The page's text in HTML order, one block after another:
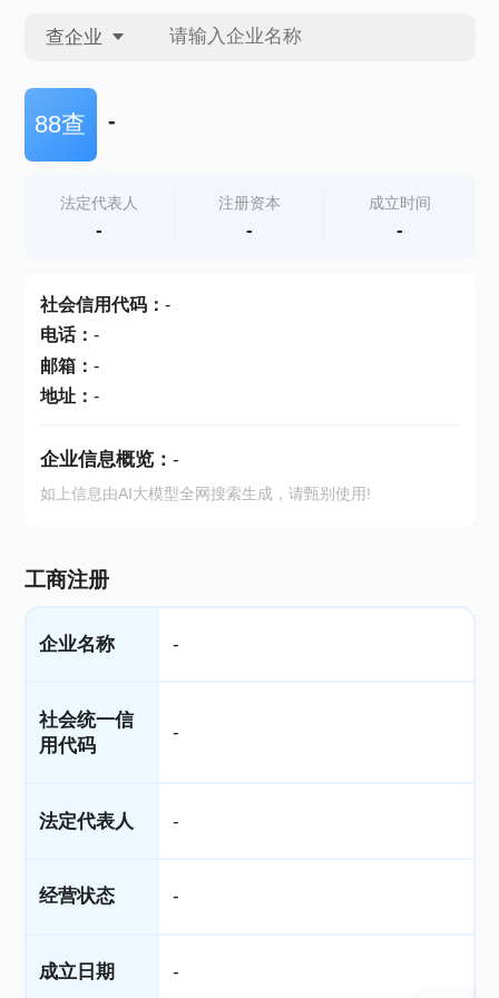
查企业
查企业
查产地
88查 -
法定代表人
-
注册资本
-
成立时间
-
社会信用代码： -
电话： -
邮箱： -
地址： -
企业信息概览： -
如上信息由AI大模型全网搜索生成，请甄别使用!
工商注册
企业名称 -
社会统一信
用代码
-
法定代表人 -
经营状态 -
成立日期 -